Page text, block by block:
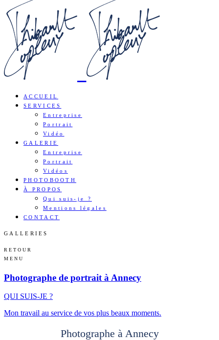
ACCUEIL
SERVICES
Entreprise
Portrait
Vidéo
GALERIE
Entreprise
Portrait
Vidéos
PHOTOBOOTH
À PROPOS
Qui suis-je ?
Mentions légales
CONTACT
GALLERIES
RETOUR
MENU
Photographe de portrait à Annecy
QUI SUIS-JE ?
Mon travail au service de vos plus beaux moments.
Photographe à Annecy